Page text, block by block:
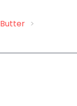
Butter